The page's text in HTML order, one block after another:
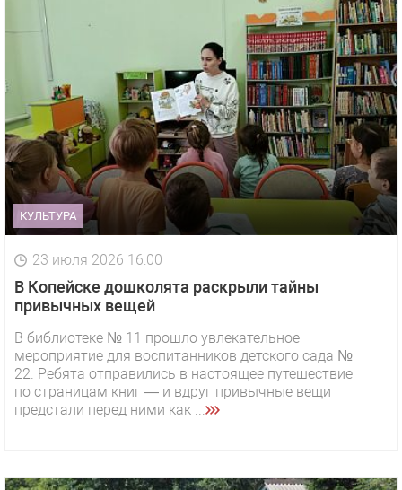
КУЛЬТУРА
23 июля 2026 16:00
В Копейске дошколята раскрыли тайны
привычных вещей
В библиотеке № 11 прошло увлекательное
мероприятие для воспитанников детского сада №
22. Ребята отправились в настоящее путешествие
по страницам книг — и вдруг привычные вещи
предстали перед ними как ...